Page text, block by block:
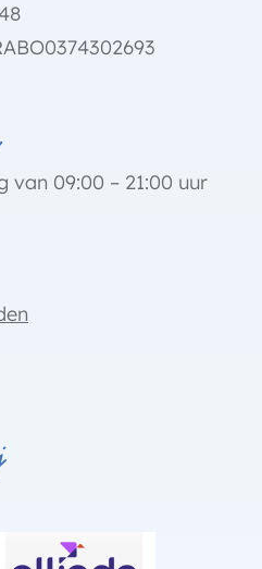
09:00 – 21:00 uur